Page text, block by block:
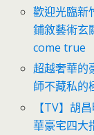
歡迎光臨新
鋪敘藝術玄
come true
超越奢華的
師不藏私的
【TV】胡
華豪宅四大